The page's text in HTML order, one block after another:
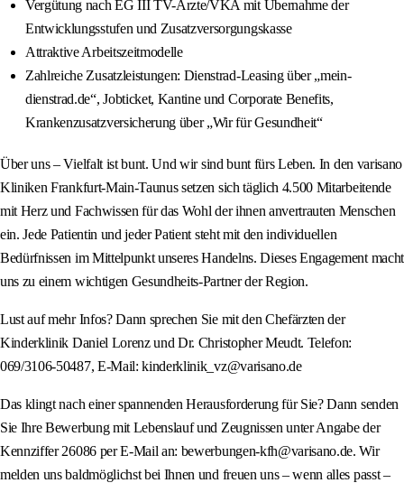
Vergütung nach EG III TV-Ärzte/VKA mit Übernahme der
Entwicklungsstufen und Zusatzversorgungskasse
Attraktive Arbeitszeitmodelle
Zahlreiche Zusatzleistungen: Dienstrad-Leasing über „mein-
dienstrad.de“, Jobticket, Kantine und Corporate Benefits,
Krankenzusatzversicherung über „Wir für Gesundheit“
Über uns – Vielfalt ist bunt. Und wir sind bunt fürs Leben. In den varisano
Kliniken Frankfurt-Main-Taunus setzen sich täglich 4.500 Mitarbeitende
mit Herz und Fachwissen für das Wohl der ihnen anvertrauten Menschen
ein. Jede Patientin und jeder Patient steht mit den individuellen
Bedürfnissen im Mittelpunkt unseres Handelns. Dieses Engagement macht
uns zu einem wichtigen Gesundheits-Partner der Region.
Lust auf mehr Infos? Dann sprechen Sie mit den Chefärzten der
Kinderklinik Daniel Lorenz und Dr. Christopher Meudt. Telefon:
069/3106-50487, E-Mail: kinderklinik_vz@varisano.de
Das klingt nach einer spannenden Herausforderung für Sie? Dann senden
Sie Ihre Bewerbung mit Lebenslauf und Zeugnissen unter Angabe der
Kennziffer 26086 per E-Mail an: bewerbungen-kfh@varisano.de. Wir
melden uns baldmöglichst bei Ihnen und freuen uns – wenn alles passt –